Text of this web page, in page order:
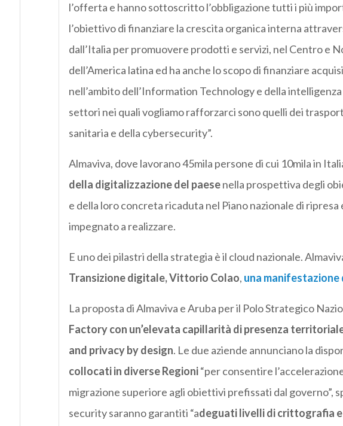
l’offerta e hanno sottoscritto l’obbligazione tutti i più
l’obiettivo di finanziare la crescita organica interna
dall’Italia per promuovere prodotti e servizi, nel Centro e
dell’America latina ed ha anche lo scopo di finanziare
nell’ambito dell’Information Technology e della
settori nei quali vogliamo rafforzarci sono quelli dei
sanitaria e della cybersecurity”.
Almaviva, dove lavorano 45mila persone di cui 10mila in
della digitalizzazione del paesenella prospettiva degli
e della loro concreta ricaduta nel Piano nazionale di
impegnato a realizzare.
E uno dei pilastri della strategia è il cloud nazionale.
Transizione digitale, Vittorio Colao, una manifestazione
La proposta di Almaviva e Aruba per il Polo Strategico
Factory con un’elevata capillarità di presenza
and privacy by design. Le due aziende annunciano la
collocati in diverse Regioni“per consentire
migrazione superiore agli obiettivi prefissati dal governo”,
security saranno garantiti “adeguati livelli di crittografia